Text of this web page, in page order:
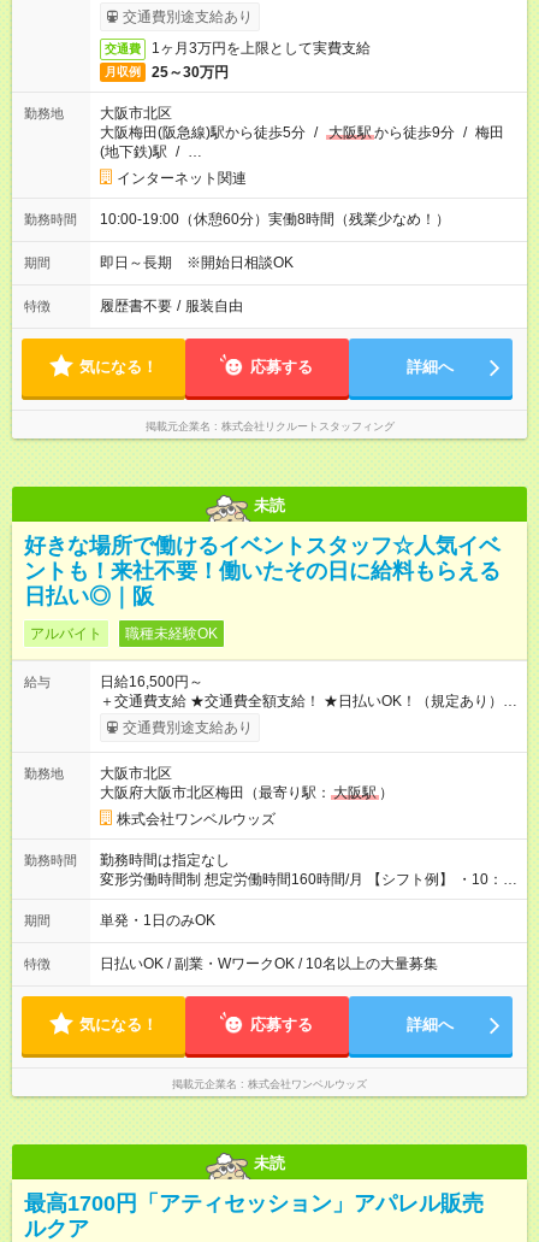
ービス利用可（利用条件有）
交通費別途支給あり
交通費 1ヶ月3万円を上限として実費支給
月収例 25～30万円
勤務地
大阪市北区
大阪梅田(阪急線)駅から徒歩5分 / 大阪駅から徒歩9分 / 梅田
(地下鉄)駅 / …
インターネット関連
勤務時間 10:00-19:00（休憩60分）実働8時間（残業少なめ！）
期間 即日～長期 ※開始日相談OK
特徴 履歴書不要 / 服装自由
気になる！ 応募する 詳細へ
掲載元企業名 株式会社リクルートスタッフィング
未読
好きな場所で働けるイベントスタッフ☆人気イベ
ントも！来社不要！働いたその日に給料もらえる
日払い◎｜阪
アルバイト 職種未経験OK
給与
日給16,500円～
＋交通費支給 ★交通費全額支給！ ★日払いOK！（規定あり） ┗
働いたその日に現金GET♪ お仕事後はコンビニATMから 日払
交通費別途支給あり
勤務地
大阪市北区
大阪府大阪市北区梅田（最寄り駅： 大阪駅 ）
株式会社ワンベルウッズ
勤務時間
勤務時間は指定なし
変形労働時間制 想定労働時間160時間/月 【シフト例】 ・10：
00～20：00
期間 単発・1日のみOK
特徴 日払いOK / 副業・WワークOK / 10名以上の大量募集
気になる！ 応募する 詳細へ
掲載元企業名 株式会社ワンベルウッズ
未読
最高1700円「アティセッション」アパレル販売
ルクア